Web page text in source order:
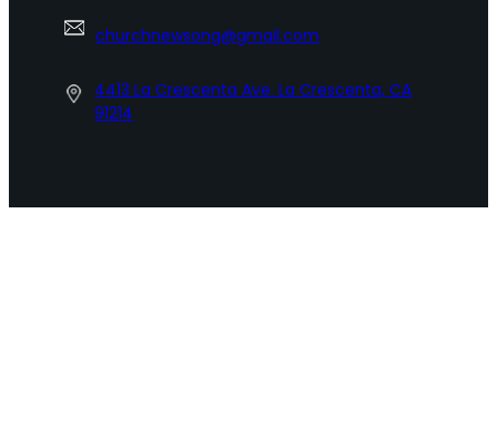
churchnewsong@gmail.com
4413 La Crescenta Ave. La Crescenta, CA
91214